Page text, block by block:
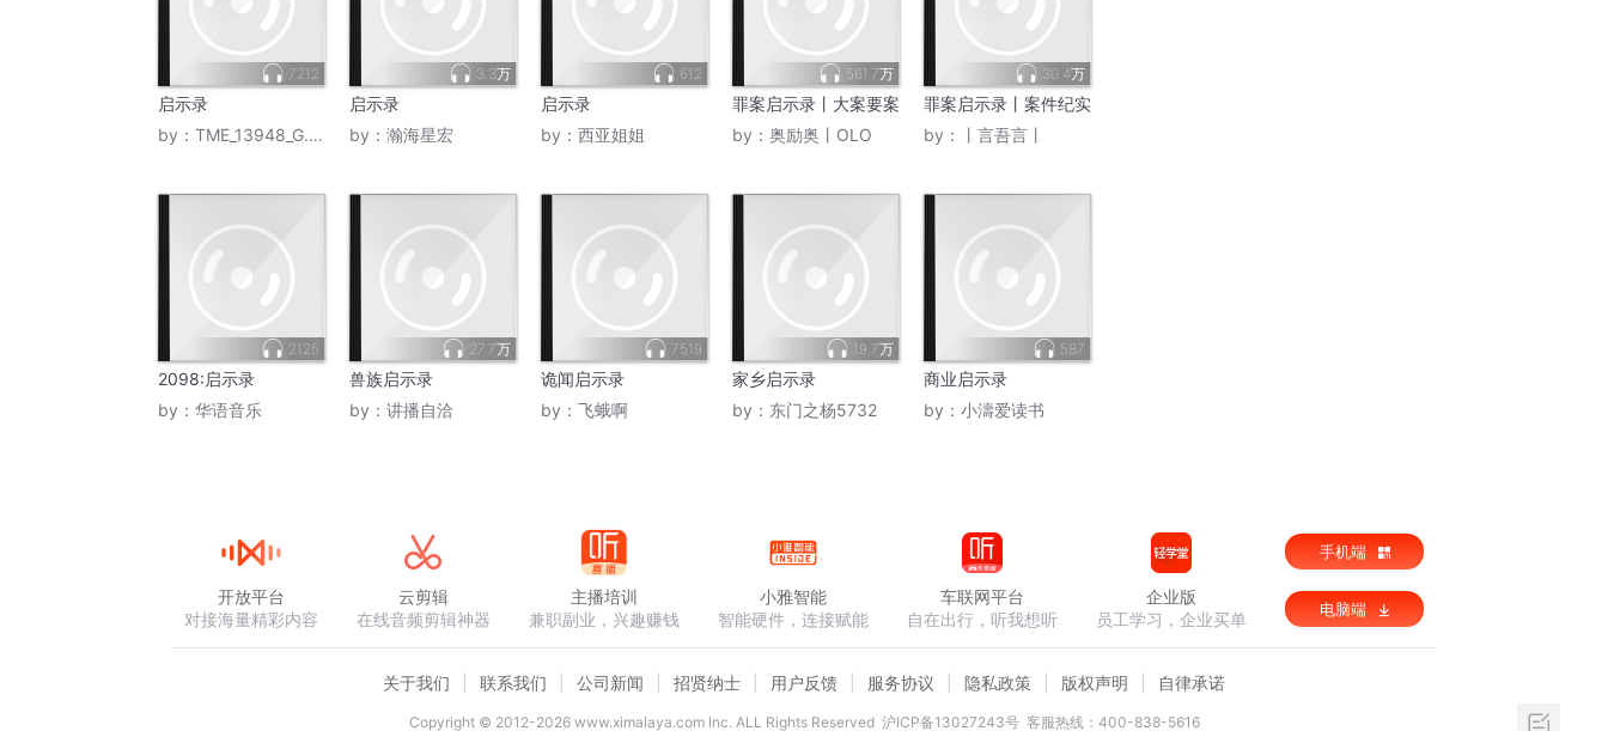
7212
启示录
by： TME_13948_G.E.M. 邓紫棋
3.3万
启示录
by： 瀚海星宏
612
启示录
by： 西亚姐姐
561.7万
罪案启示录丨大案要案
by： 奥励奥丨OLO
30.4万
罪案启示录丨案件纪实
by：
丨言吾言丨
2125
2098:启示录
by： 华语音乐
27.7万
兽族启示录
by： 讲播自洽
7519
诡闻启示录
by： 飞蛾啊
19.7万
家乡启示录
by： 东门之杨5732
587
商业启示录
by： 小濤爱读书
开放平台
对接海量精彩内容
云剪辑
在线音频剪辑神器
主播培训
兼职副业，兴趣赚钱
小雅智能
智能硬件，连接赋能
车联网平台
自在出行，听我想听
企业版
员工学习，企业买单
手机端
电脑端
关于我们 联系我们 公司新闻 招贤纳士 用户反馈 服务协议 隐私政策 版权声明 自律承诺
Copyright © 2012-2026www.ximalaya.com lnc. ALL Rights Reserved 沪ICP备13027243号 客服热线：400-838-5616